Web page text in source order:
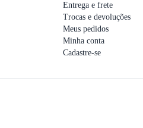
Entrega e frete
Trocas e devoluções
Meus pedidos
Minha conta
Cadastre-se